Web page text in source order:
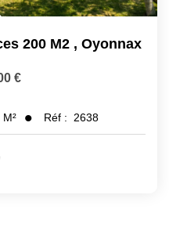
200 M2 , Oyonnax
€
M² Réf : 2638